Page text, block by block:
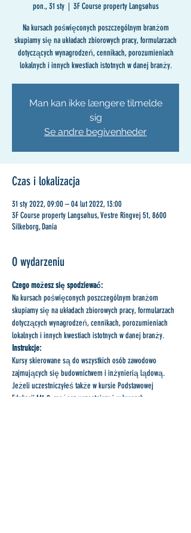
pon., 31 sty
  |
3F Course property Langsøhus
Na kursach poświęconych poszczególnym branżom
skupiamy się na układach zbiorowych pracy, formularzach
dotyczących wynagrodzeń, cennikach, porozumieniach
lokalnych i innych kwestiach istotnych w danej branży.
Man kan ikke længere tilmelde
sig
Se andre begivenheder
Czas i lokalizacja
31 sty 2022, 09:00 – 04 lut 2022, 13:00
3F Course property Langsøhus, Vestre Ringvej 51, 8600
Silkeborg, Dania
O wydarzeniu
Czego możesz się spodziewać:
Na kursach poświęconych poszczególnym branżom
skupiamy się na układach zbiorowych pracy, formularzach
dotyczących wynagrodzeń, cennikach, porozumieniach
lokalnych i innych kwestiach istotnych w danej branży.
Instrukcje:
Kursy skierowane są do wszystkich osób zawodowo
zajmujących się budownictwem i inżynierią lądową.
Jeżeli uczestniczyłeś także w kursie Podstawowej
Edukacji M1-2, możesz uczestniczyć w kursach